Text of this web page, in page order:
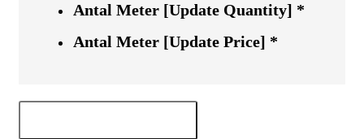
Antal Meter [Update Quantity] *
Antal Meter [Update Price] *